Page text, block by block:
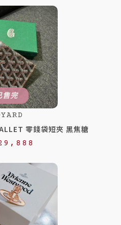
8
8
8
8
。
價
N
T
$
1
5
,
8
8
。
格
：
N
T
$
1
,
售完
零錢袋短夾 黑焦糖